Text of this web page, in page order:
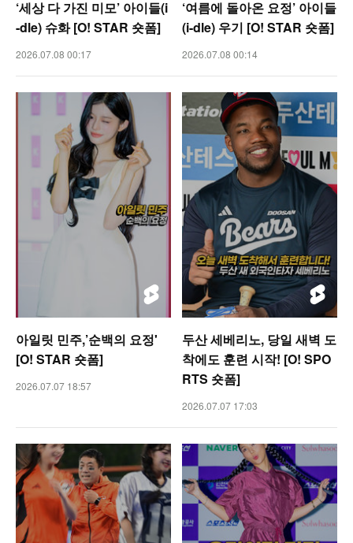
‘세상 다 가진 미모’ 아이들(i
-dle) 슈화 [O! STAR 숏폼]
2026.07.08 00:17
‘여름에 돌아온 요정’ 아이들
(i-dle) 우기 [O! STAR 숏폼]
2026.07.08 00:14
아일릿 민주,’순백의 요정'
[O! STAR 숏폼]
2026.07.07 18:57
두산 세베리노, 당일 새벽 도
착에도 훈련 시작! [O! SPO
RTS 숏폼]
2026.07.07 17:03